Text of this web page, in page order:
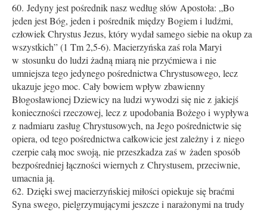
60. Jedyny jest pośrednik nasz według słów Apostoła: „Bo
jeden jest Bóg, jeden i pośrednik między Bogiem i ludźmi,
człowiek Chrystus Jezus, który wydał samego siebie na okup za
wszystkich” (1 Tm 2,5-6). Macierzyńska zaś rola Maryi
w stosunku do ludzi żadną miarą nie przyćmiewa i nie
umniejsza tego jedynego pośrednictwa Chrystusowego, lecz
ukazuje jego moc. Cały bowiem wpływ zbawienny
Błogosławionej Dziewicy na ludzi wywodzi się nie z jakiejś
konieczności rzeczowej, lecz z upodobania Bożego i wypływa
z nadmiaru zasług Chrystusowych, na Jego pośrednictwie się
opiera, od tego pośrednictwa całkowicie jest zależny i z niego
czerpie całą moc swoją, nie przeszkadza zaś w żaden sposób
bezpośredniej łączności wiernych z Chrystusem, przeciwnie,
umacnia ją.
62. Dzięki swej macierzyńskiej miłości opiekuje się braćmi
Syna swego, pielgrzymującymi jeszcze i narażonymi na trudy